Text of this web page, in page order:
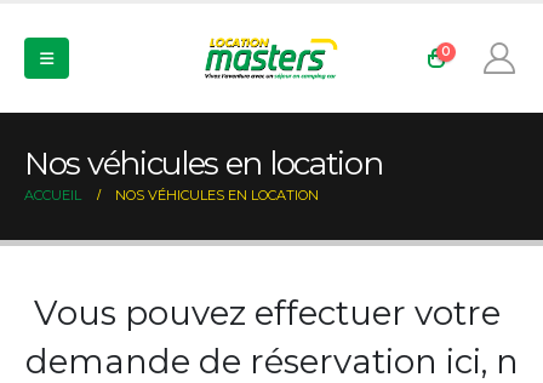
0
Nos véhicules en location
ACCUEIL NOS VÉHICULES EN LOCATION
Vous pouvez effectuer votre
demande de réservation ici, n